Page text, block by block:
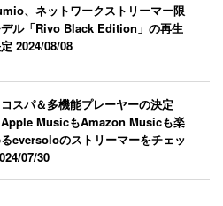
、ネットワークストリーマー限
ル「Rivo Black Edition」の再生
定2024/08/08
スパ＆多機能プレーヤーの決定
MusicもAmazon Musicも楽
eversoloのストリーマーをチェッ
07/30